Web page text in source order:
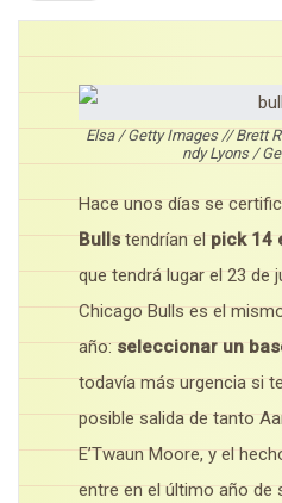
Elsa / Getty Images // Brett
ndy Lyons /
Hace unos días se
Bullstendrían el pick 14
que tendrá lugar el 23 de
Chicago Bulls es el
año:seleccionar un
todavía más urgencia si
posible salida de tanto
E’Twaun Moore, y el
entre en el último año de